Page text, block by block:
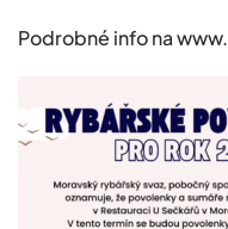
Podrobné info na